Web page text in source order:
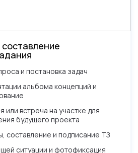
и постановка задач
альбома концепций и
или встреча на участке для
будущего проекта
составление и подписание ТЗ
ситуации и фотофиксация